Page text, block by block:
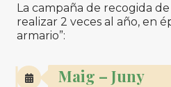
La campaña de recogida
realizar 2 veces al año, en
armario”:
Maig – Juny